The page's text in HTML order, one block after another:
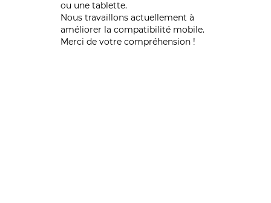
ou une tablette.
Nous travaillons actuellement à
améliorer la compatibilité mobile.
Merci de votre compréhension !